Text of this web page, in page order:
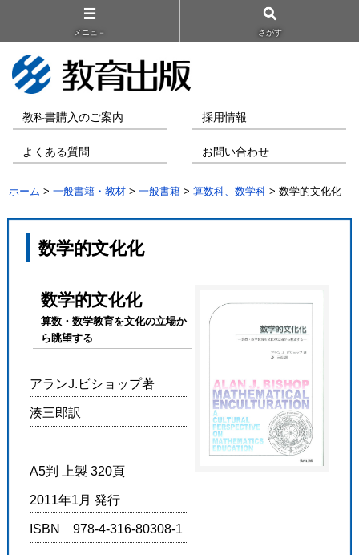
メニュ－ さがす
教科書購入のご案内 採用情報
よくある質問 お問い合わせ
ホーム >一般書籍・教材 >一般書籍 >算数科、数学科 > 数学的文化化
数学的文化化
数学的文化化
算数・数学教育を文化の立場か
ら眺望する
アランJ.ビショップ著
湊三郎訳
A5判 上製 320頁
2011年1月 発行
ISBN 978-4-316-80308-1